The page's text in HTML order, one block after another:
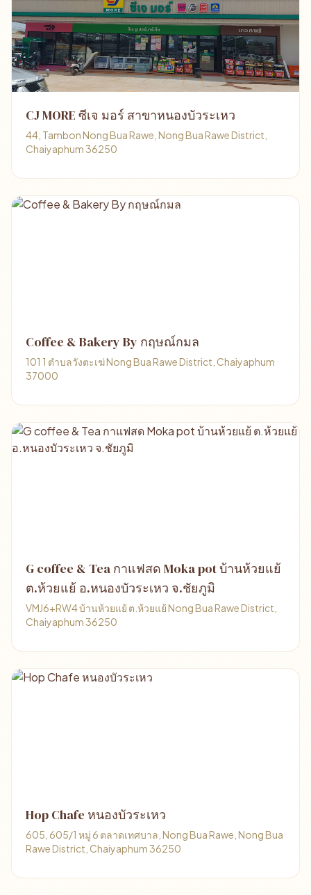
CJ MORE ซีเจ มอร์ สาขาหนองบัวระเหว
44, Tambon Nong Bua Rawe, Nong Bua Rawe District,
Chaiyaphum 36250
Coffee & Bakery By กฤษณ์กมล
101 1 ตำบลวังตะเฆ่ Nong Bua Rawe District, Chaiyaphum
37000
G coffee & Tea กาแฟสด Moka pot บ้านห้วยแย้
ต.ห้วยแย้ อ.หนองบัวระเหว จ.ชัยภูมิ
VMJ6+RW4 บ้านห้วยแย้ ต.ห้วยแย้ Nong Bua Rawe District,
Chaiyaphum 36250
Hop Chafe หนองบัวระเหว
605, 605/1 หมู่ 6 ตลาดเทศบาล, Nong Bua Rawe, Nong Bua
Rawe District, Chaiyaphum 36250